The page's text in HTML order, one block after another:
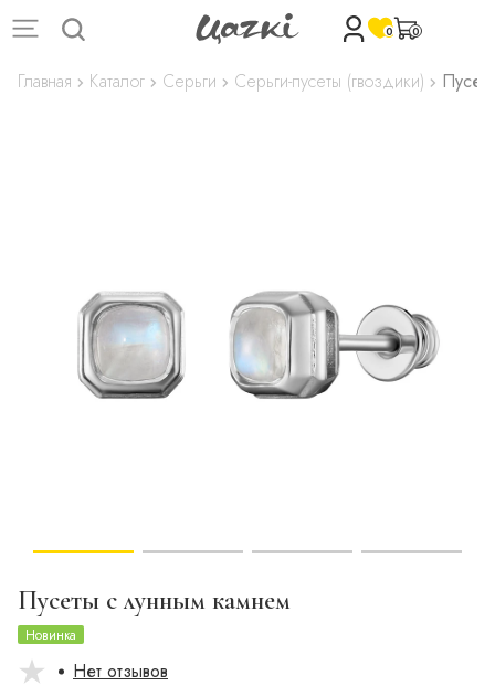
0 0
Главная Каталог Серьги Серьги-пусеты (гвоздики)
Пусеты с лунным камнем
Новинка
Нет отзывов